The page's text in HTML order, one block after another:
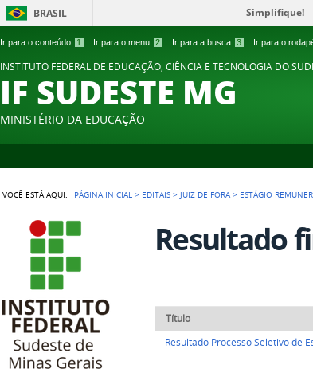
Ir para o conteúdo 1 Ir para o menu 2 Ir para a busca 3 Ir para o
BRASIL Simplifique!
INSTITUTO FEDERAL DE EDUCAÇÃO, CIÊNCIA E TECNOLOGIA DO
IF SUDESTE MG
MINISTÉRIO DA EDUCAÇÃO
VOCÊ ESTÁ AQUI: PÁGINA INICIAL > EDITAIS > JUIZ DE FORA > ESTÁGIO
Resultado
Título
Resultado Processo Seletivo de